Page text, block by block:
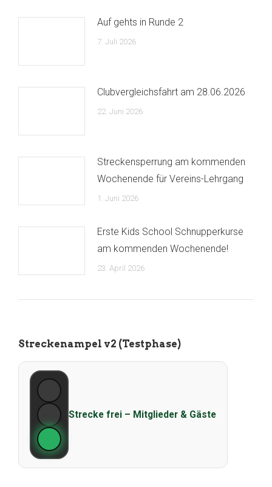
Auf gehts in Runde 2
7. Juli 2026
Clubvergleichsfahrt am 28.06.2026
22. Juni 2026
Streckensperrung am kommenden
Wochenende für Vereins-Lehrgang
1. Juni 2026
Erste Kids School Schnupperkurse
am kommenden Wochenende!
23. April 2026
Streckenampel v2 (Testphase)
Strecke frei – Mitglieder & Gäste